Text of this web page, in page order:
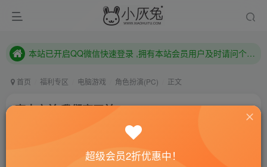
本站已开启QQ微信快速登录 ,拥有本站会员用户及时请问个人中心绑定！
本站已开启QQ微信快速登录 ,拥有本站会员用户及时请问个人中心绑定！
首页 福利专区 电脑游戏 角色扮演(PC) 正文
离去之前/我们离开前/Before We Leave
超级会员2折优惠中！